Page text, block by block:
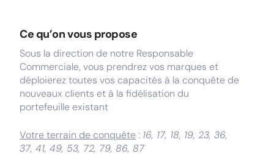
Ce qu’on vous propose
Sous la direction de notre Responsable
Commerciale, vous prendrez vos marques et
déploierez toutes vos capacités à la conquête de
nouveaux clients et à la fidélisation du
portefeuille existant
Votre terrain de conquête: 16, 17, 18, 19, 23, 36,
37, 41, 49, 53, 72, 79, 86, 87